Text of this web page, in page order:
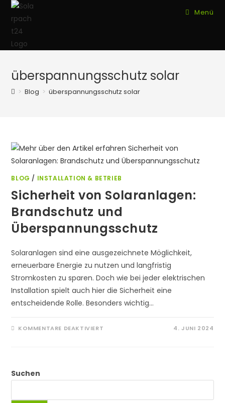
Zum
Inhalt
springen
Menü
überspannungsschutz solar
> Blog > überspannungsschutz solar
BLOG / INSTALLATION & BETRIEB
Sicherheit von Solaranlagen:
Brandschutz und
Überspannungsschutz
Solaranlagen sind eine ausgezeichnete Möglichkeit,
erneuerbare Energie zu nutzen und langfristig
Stromkosten zu sparen. Doch wie bei jeder elektrischen
Installation spielt auch hier die Sicherheit eine
entscheidende Rolle. Besonders wichtig…
KOMMENTARE DEAKTIVIERT 4. JUNI 2024
Suchen